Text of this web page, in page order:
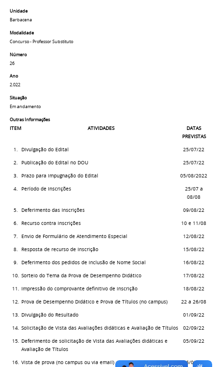
Unidade
Barbacena
Modalidade
Concurso - Professor Substituto
Número
26
Ano
2.022
Situação
Em andamento
Outras Informações
ITEM ATIVIDADES
DATAS
PREVISTAS
1. Divulgação do Edital 25/07/22
2. Publicação do Edital no DOU 25/07/22
3. Prazo para impugnação do Edital 05/08/2022
4. Período de Inscrições
25/07 a
08/08
5. Deferimento das Inscrições 09/08/22
6. Recurso contra inscrições 10 e 11/08
7. Envio de Formulário de Atendimento Especial 12/08/22
8. Resposta de recurso de Inscrição 15/08/22
9. Deferimento dos pedidos de inclusão de Nome Social 16/08/22
10. Sorteio do Tema da Prova de Desempenho Didático 17/08/22
11. Impressão do comprovante definitivo de inscrição 18/08/22
12. Prova de Desempenho Didático e Prova de Títulos (no campus) 22 a 26/08
13. Divulgação do Resultado 01/09/22
14. Solicitação de Vista das Avaliações didáticas e Avaliação de Títulos 02/09/22
15. Deferimento de solicitação de Vista das Avaliações didáticas e
Avaliação de Títulos
05/09/22
16. Vista de prova (no campus ou via email) 06/09/22